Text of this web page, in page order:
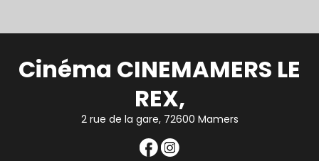
Cinéma CINEMAMERS LE
REX,
2 rue de la gare, 72600 Mamers